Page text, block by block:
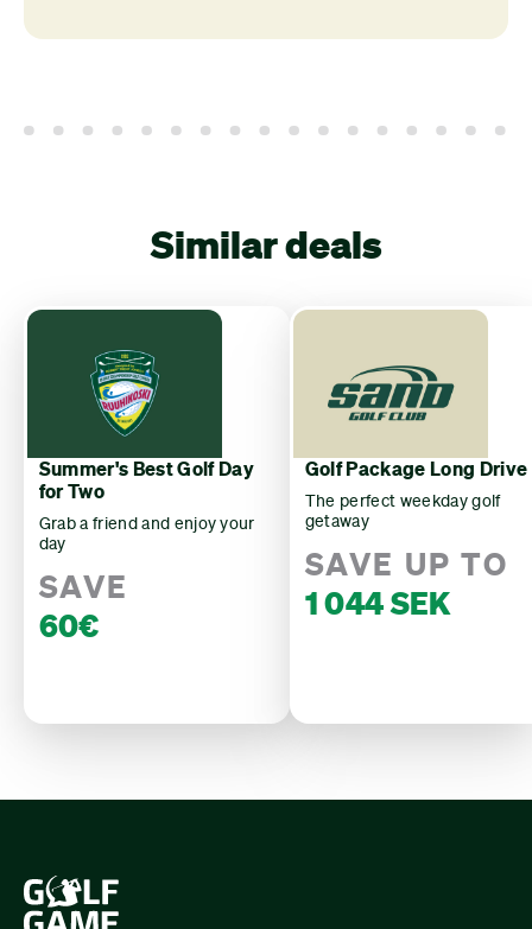
Similar deals
Summer's Best Golf Day
for Two
Grab a friend and enjoy your
day
SAVE
60€
Golf Package Long Drive
The perfect weekday golf
getaway
SAVE UP TO
1 044 SEK